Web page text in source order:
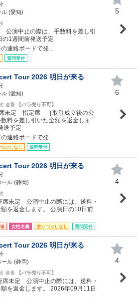
(愛知)
公演中止の際は、手数料を差し引
の1週間前発送予定
連絡ボードで発...
質問受付
5
Tour 2026 明日が来る
(愛知)
連番 【バラ売り不可】
未定 指定席 ［取引成立後の公
料を差し引いた全額を返金しま
送予定
連絡ボードで発...
ぶしなし 質問受付
6
Tour 2026 明日が来る
ル (静岡)
席未定 公演中止の際には、送料・
を返金します。 公演日の10日前
女性名義 塗りつぶしなし 質問受付
4
Tour 2026 明日が来る
ル (静岡)
連番 【バラ売り不可】
席未定 公演中止の際には、送料・
を返金します。 2026年09月11日
4